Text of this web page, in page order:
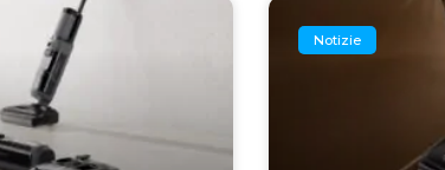
Notizie